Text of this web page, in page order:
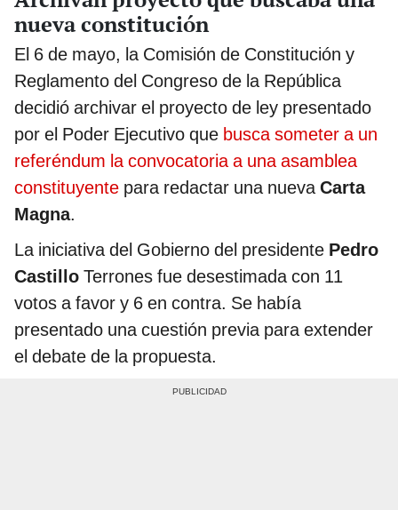
nueva constitución
El 6 de mayo, la Comisión de Constitución y
Reglamento del Congreso de la República
decidió archivar el proyecto de ley presentado
por el Poder Ejecutivo que busca someter a un
referéndum la convocatoria a una asamblea
constituyente para redactar una nuevaCarta
Magna.
La iniciativa del Gobierno del presidente Pedro
Castillo Terrones fue desestimada con 11
votos a favor y 6 en contra. Se había
presentado una cuestión previa para extender
el debate de la propuesta.